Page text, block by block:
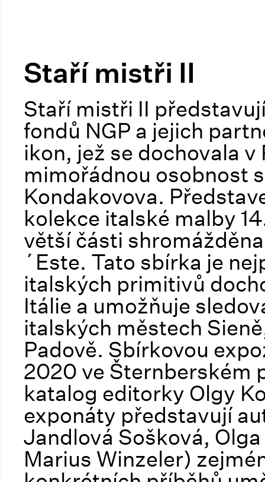
Staří mistři II
Staří mistři II
fondů NGP a jejich
ikon, jež se dochovala
mimořádnou osobnost
Kondakovova.
kolekce italské malby
větší části
´Este. Tato sbírka je
italských primitivů
Itálie a umožňuje
italských městech
Padově. Sbírkovou
2020 ve Šternberském
katalog editorky Olgy
exponáty představují
Jandlová Sošková,
Marius Winzeler)